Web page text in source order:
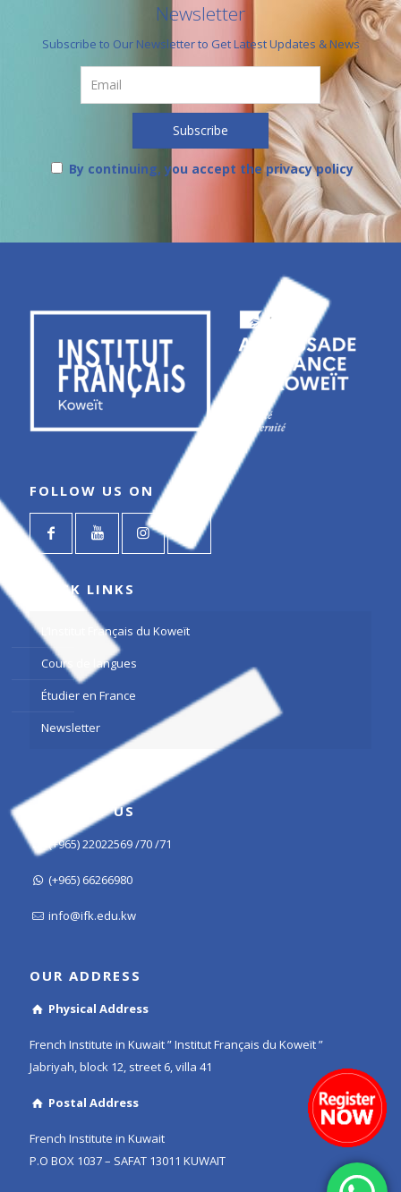
Newsletter
Subscribe to Our Newsletter to Get Latest Updates & News
By continuing, you accept the privacy policy
FOLLOW US ON
QUICK LINKS
L’Institut Français du Koweït
Cours de langues
Étudier en France
Newsletter
CONTACT US
(+965) 22022569 /70 /71
(+965) 66266980
info@ifk.edu.kw
OUR ADDRESS
Physical Address
French Institute in Kuwait ” Institut Français du Koweït ”
Jabriyah, block 12, street 6, villa 41
Postal Address
French Institute in Kuwait
P.O BOX 1037 – SAFAT 13011 KUWAIT